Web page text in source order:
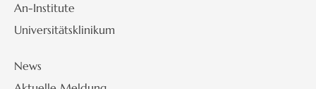
An-Institute
Universitätsklinikum
News